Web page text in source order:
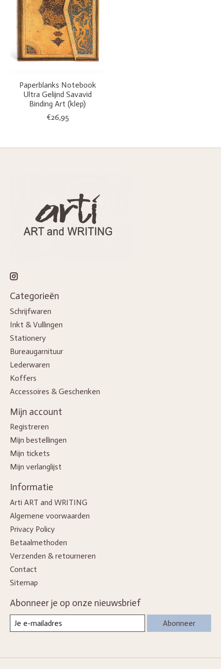
Paperblanks Notebook
Ultra Gelijnd Savavid
Binding Art (klep)
€26,95
Categorieën
Schrijfwaren
Inkt & Vullingen
Stationery
Bureaugarnituur
Lederwaren
Koffers
Accessoires & Geschenken
Mijn account
Registreren
Mijn bestellingen
Mijn tickets
Mijn verlanglijst
Informatie
Arti ART and WRITING
Algemene voorwaarden
Privacy Policy
Betaalmethoden
Verzenden & retourneren
Contact
Sitemap
Abonneer je op onze nieuwsbrief
Abonneer